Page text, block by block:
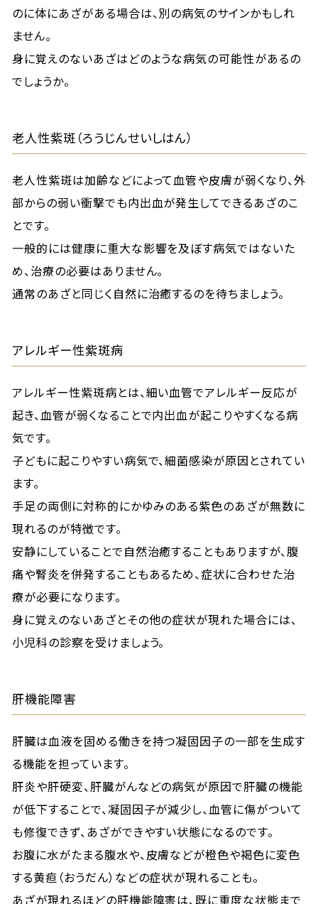
のに体にあざがある場合は、別の病気のサインかもしれ
ません。
身に覚えのないあざはどのような病気の可能性があるの
でしょうか。
老人性紫斑（ろうじんせいしはん）
老人性紫斑は加齢などによって血管や皮膚が弱くなり、外
部からの弱い衝撃でも内出血が発生してできるあざのこ
とです。
一般的には健康に重大な影響を及ぼす病気ではないた
め、治療の必要はありません。
通常のあざと同じく自然に治癒するのを待ちましょう。
アレルギー性紫斑病
アレルギー性紫斑病とは、細い血管でアレルギー反応が
起き、血管が弱くなることで内出血が起こりやすくなる病
気です。
子どもに起こりやすい病気で、細菌感染が原因とされてい
ます。
手足の両側に対称的にかゆみのある紫色のあざが無数に
現れるのが特徴です。
安静にしていることで自然治癒することもありますが、腹
痛や腎炎を併発することもあるため、症状に合わせた治
療が必要になります。
身に覚えのないあざとその他の症状が現れた場合には、
小児科の診察を受けましょう。
肝機能障害
肝臓は血液を固める働きを持つ凝固因子の一部を生成す
る機能を担っています。
肝炎や肝硬変、肝臓がんなどの病気が原因で肝臓の機能
が低下することで、凝固因子が減少し、血管に傷がついて
も修復できず、あざができやすい状態になるのです。
お腹に水がたまる腹水や、皮膚などが橙色や褐色に変色
する黄疸（おうだん）などの症状が現れることも。
あざが現れるほどの肝機能障害は、既に重度な状態まで